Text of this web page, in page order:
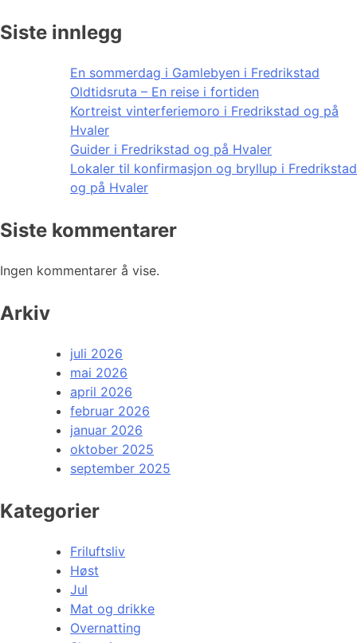
Siste innlegg
En sommerdag i Gamlebyen i Fredrikstad
Oldtidsruta – En reise i fortiden
Kortreist vinterferiemoro i Fredrikstad og på
Hvaler
Guider i Fredrikstad og på Hvaler
Lokaler til konfirmasjon og bryllup i Fredrikstad
og på Hvaler
Siste kommentarer
Ingen kommentarer å vise.
Arkiv
juli 2026
mai 2026
april 2026
februar 2026
januar 2026
oktober 2025
september 2025
Kategorier
Friluftsliv
Høst
Jul
Mat og drikke
Overnatting